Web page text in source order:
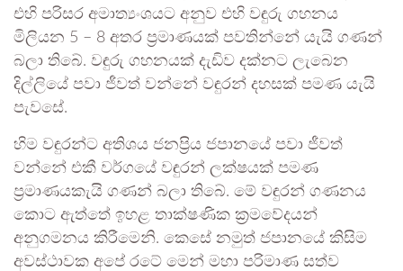
එහි පරිසර අමාත්‍යංශයට අනුව එහි වඳුරු ගහනය
මිලියන 5 – 8 අතර ප්‍රමාණයක් පවතින්නේ යැයි ගණන්
බලා තිබේ. වඳුරු ගහනයක් දැඩිව දක්නට ලැබෙන
දිල්ලියේ පවා ජීවත් වන්නේ වඳුරන් දහසක් පමණ යැයි
පැවසේ.
හිම වඳුරන්ට අතිශය ජනප්‍රිය ජපානයේ පවා ජීවත්
වන්නේ එකී වර්ගයේ වඳුරන් ලක්ෂයක් පමණ
ප්‍රමාණයකැයි ගණන් බලා තිබේ. මේ වඳුරන් ගණනය
කොට ඇත්තේ ඉහළ තාක්ෂණික ක්‍රමවේදයන්
අනුගමනය කිරීමෙනි. කෙසේ නමුත් ජපානයේ කිසිම
අවස්ථාවක අපේ රටේ මෙන් මහා පරිමාණ සත්ව